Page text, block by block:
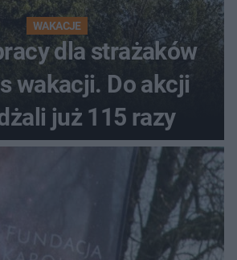
WAKACJE
dla strażaków
wakacji. Do akcji
już 115 razy